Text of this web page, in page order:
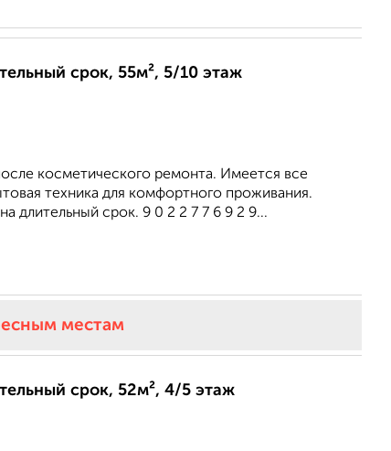
срок, 55м², 5/10 этаж
косметического ремонта. Имеется все
техника для комфортного проживания.
длительный срок. 9 0 2 2 7 7 6 9 2 9...
местам
срок, 52м², 4/5 этаж